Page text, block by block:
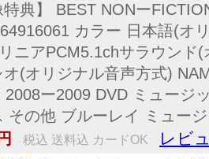
特典】 BEST NONー
カラー 日本語(オ
ニアPCM5.1chサラウンド
オ(オリジナル音声方式)
2008ー2009 DVD ミュージ
その他 ブルーレイ ミュー
税込 送料込 カードOK レビ